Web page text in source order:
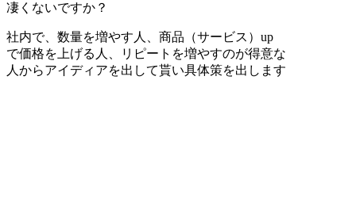
凄くないですか？
社内で、数量を増やす人、商品（サービス）up
で価格を上げる人、リピートを増やすのが得意な
人からアイディアを出して貰い具体策を出します